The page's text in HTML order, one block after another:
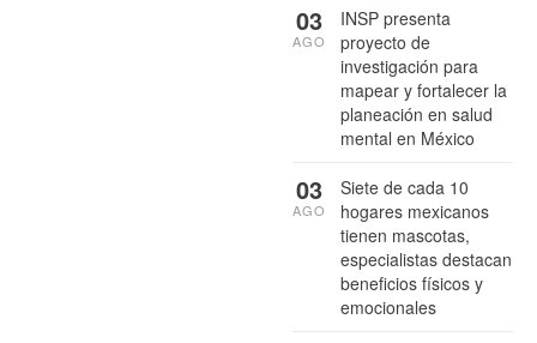
INSP presenta
proyecto de
investigación para
mapear y fortalecer la
planeación en salud
mental en México
03
AGO
Siete de cada 10
hogares mexicanos
tienen mascotas,
especialistas destacan
beneficios físicos y
emocionales
03
AGO